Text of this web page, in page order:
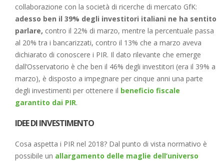
collaborazione con la società di ricerche di mercato GfK:
adesso ben il 39% degli investitori italiani ne ha sentito
parlare, contro il 22% di marzo, mentre la percentuale passa
al 20% tra i bancarizzati, contro il 13% che a marzo aveva
dichiarato di conoscere i PIR. Il dato rilevante che emerge
dall’Osservatorio è che ben il 46% degli investitori (era il 39% a
marzo), è disposto a impegnare per cinque anni una parte
degli investimenti per ottenere il beneficio fiscale
garantito dai PIR.
IDEE DI INVESTIMENTO
Cosa aspetta i PIR nel 2018? Dal punto di vista normativo è
possibile un allargamento delle maglie dell’universo